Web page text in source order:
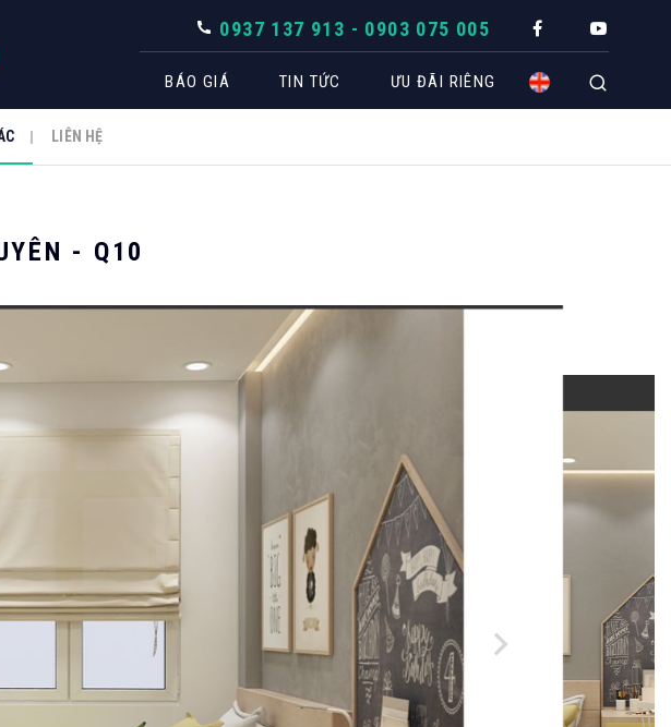
Biệt thự
Căn hộ
Nhà phố
Nhà hàng - Bar
0937 137 913 - 0903 075 005
BÁO GIÁ
XÂY DỰNG PHẦN THÔ BÁO GIÁ NHANH THEO KHÔNG GIAN
TIN TỨC ƯU ĐÃI RIÊNG
LIÊN HỆ
- Q10